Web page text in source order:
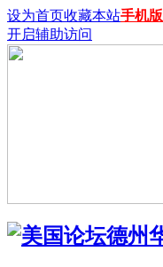
设为首页收藏本站手机版
开启辅助访问